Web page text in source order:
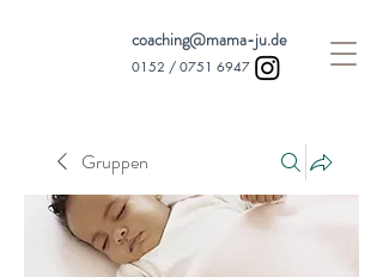
coaching@mama-ju.de
0152 / 0751 6947
Gruppen